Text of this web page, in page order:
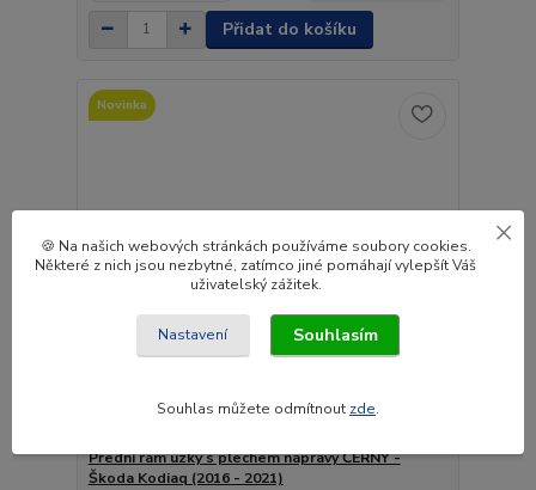
Přidat do košíku
Novinka
Přední rám úzký s plechem nápravy ČERNÝ -
Škoda Kodiaq (2016 - 2021)
🍪 Na našich webových stránkách používáme soubory cookies.
Některé z nich jsou nezbytné, zatímco jiné pomáhají vylepšít Váš
uživatelský zážitek.
Nastavení Souhlasím
Souhlas můžete odmítnout zde.